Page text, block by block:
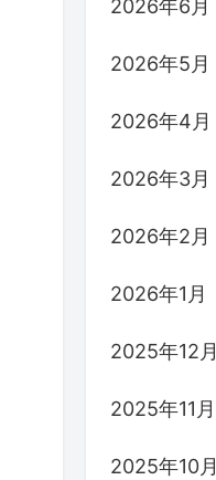
2026年6月
2026年5月
2026年4月
2026年3月
2026年2月
2026年1月
2025年12月
2025年11月
2025年10月